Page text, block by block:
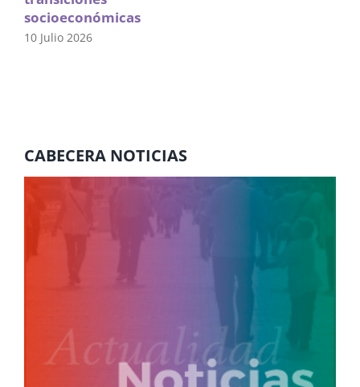
socioeconómicas
10 Julio 2026
CABECERA NOTICIAS